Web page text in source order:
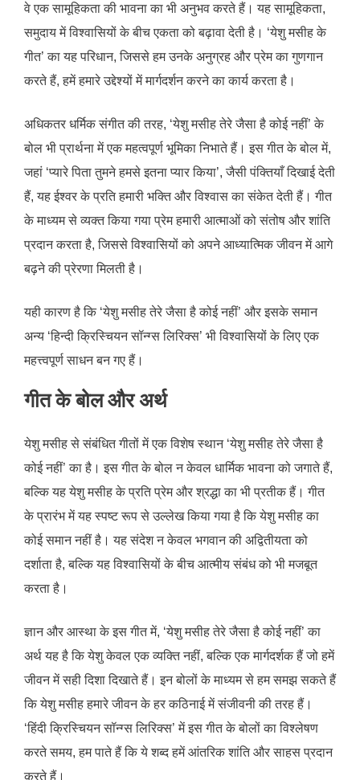
वे एक सामूहिकता की भावना का भी अनुभव करते हैं। यह सामूहिकता,
समुदाय में विश्वासियों के बीच एकता को बढ़ावा देती है। ‘येशु मसीह के
गीत’ का यह परिधान, जिससे हम उनके अनुग्रह और प्रेम का गुणगान
करते हैं, हमें हमारे उद्देश्यों में मार्गदर्शन करने का कार्य करता है।
अधिकतर धर्मिक संगीत की तरह, ‘येशु मसीह तेरे जैसा है कोई नहीं’ के
बोल भी प्रार्थना में एक महत्वपूर्ण भूमिका निभाते हैं। इस गीत के बोल में,
जहां ‘प्यारे पिता तुमने हमसे इतना प्यार किया’, जैसी पंक्तियाँ दिखाई देती
हैं, यह ईश्वर के प्रति हमारी भक्ति और विश्वास का संकेत देती हैं। गीत
के माध्यम से व्यक्त किया गया प्रेम हमारी आत्माओं को संतोष और शांति
प्रदान करता है, जिससे विश्वासियों को अपने आध्यात्मिक जीवन में आगे
बढ़ने की प्रेरणा मिलती है।
यही कारण है कि ‘येशु मसीह तेरे जैसा है कोई नहीं’ और इसके समान
अन्य ‘हिन्दी क्रिस्चियन सॉन्ग्स लिरिक्स’ भी विश्वासियों के लिए एक
महत्त्वपूर्ण साधन बन गए हैं।
गीत के बोल और अर्थ
येशु मसीह से संबंधित गीतों में एक विशेष स्थान ‘येशु मसीह तेरे जैसा है
कोई नहीं’ का है। इस गीत के बोल न केवल धार्मिक भावना को जगाते हैं,
बल्कि यह येशु मसीह के प्रति प्रेम और श्रद्धा का भी प्रतीक हैं। गीत
के प्रारंभ में यह स्पष्ट रूप से उल्लेख किया गया है कि येशु मसीह का
कोई समान नहीं है। यह संदेश न केवल भगवान की अद्वितीयता को
दर्शाता है, बल्कि यह विश्वासियों के बीच आत्मीय संबंध को भी मजबूत
करता है।
ज्ञान और आस्था के इस गीत में, ‘येशु मसीह तेरे जैसा है कोई नहीं’ का
अर्थ यह है कि येशु केवल एक व्यक्ति नहीं, बल्कि एक मार्गदर्शक हैं जो हमें
जीवन में सही दिशा दिखाते हैं। इन बोलों के माध्यम से हम समझ सकते हैं
कि येशु मसीह हमारे जीवन के हर कठिनाई में संजीवनी की तरह हैं।
‘हिंदी क्रिस्चियन सॉन्ग्स लिरिक्‍स’ में इस गीत के बोलों का विश्लेषण
करते समय, हम पाते हैं कि ये शब्द हमें आंतरिक शांति और साहस प्रदान
करते हैं।